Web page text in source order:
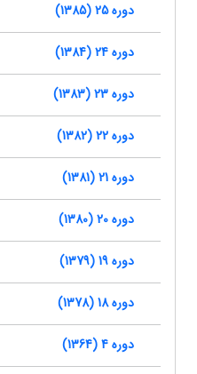
دوره 25 (1385)
دوره 24 (1384)
دوره 23 (1383)
دوره 22 (1382)
دوره 21 (1381)
دوره 20 (1380)
دوره 19 (1379)
دوره 18 (1378)
دوره 4 (1364)